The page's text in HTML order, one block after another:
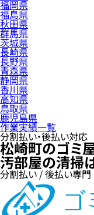
福岡県
福島県
秋田県
群馬県
茨城県
長崎県
長野県
青森県
静岡県
香川県
高知県
鳥取県
鹿児島県
作業実績一覧
分割払い・後払い対応
松崎町のゴミ
汚部屋の清掃
分割払い / 後払い専門